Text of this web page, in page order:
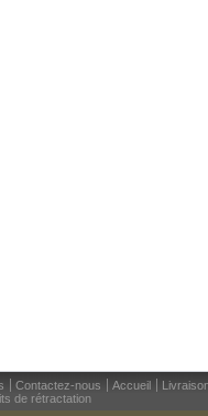
Contactez-nous Accueil
de rétractation